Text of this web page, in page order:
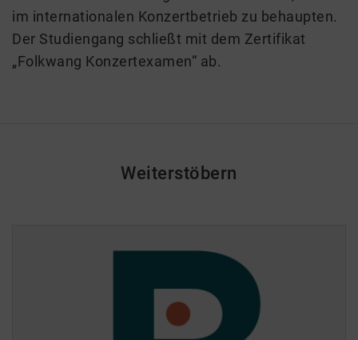
im internationalen Konzertbetrieb zu behaupten.
Der Studiengang schließt mit dem Zertifikat
„Folkwang Konzertexamen“ ab.
Weiterstöbern